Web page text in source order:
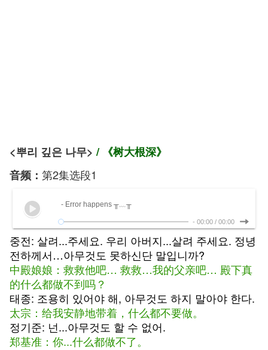
<뿌리 깊은 나무> / 《树大根深》
音频： 第2集选段1
- Error happens ╥﹏╥
- 00:00 / 00:00
중전: 살려...주세요. 우리 아버지...살려 주세요. 정녕
전하께서…아무것도 못하신단 말입니까?
中殿娘娘：救救他吧… 救救…我的父亲吧… 殿下真
的什么都做不到吗？
태종: 조용히 있어야 해, 아무것도 하지 말아야 한다.
太宗：给我安静地带着，什么都不要做。
정기준: 넌...아무것도 할 수 없어.
郑基准：你...什么都做不了。